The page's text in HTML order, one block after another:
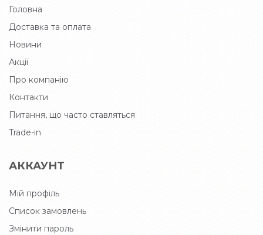
Головна
Доставка та оплата
Новини
Акції
Про компанію
Контакти
Питання, що часто ставляться
Trade-in
АККАУНТ
Мій профіль
Список замовлень
Змінити пароль